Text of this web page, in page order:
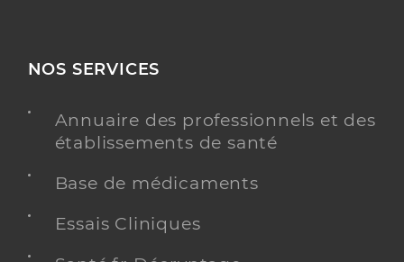
NOS SERVICES
Annuaire des professionnels et des
établissements de santé
Base de médicaments
Essais Cliniques